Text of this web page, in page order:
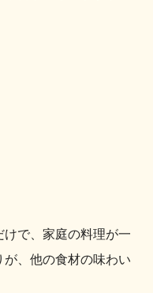
で、家庭の料理が一
、他の食材の味わい